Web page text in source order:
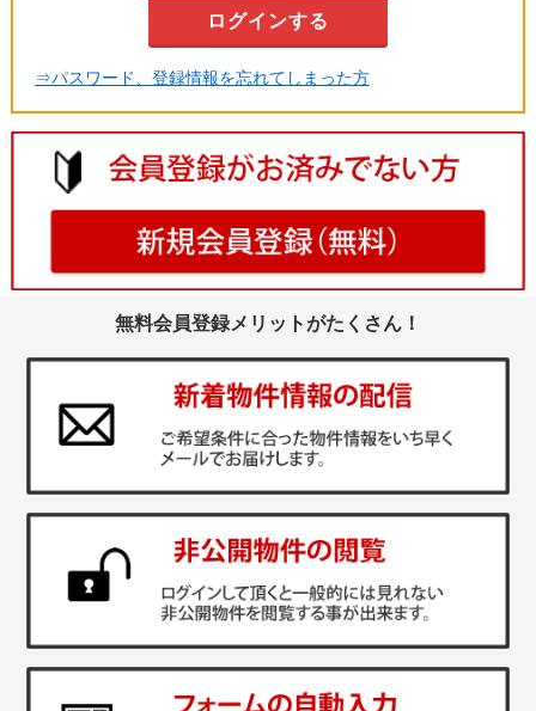
⇒パスワード、登録情報を忘れてしまった方
無料会員登録メリットがたくさん！